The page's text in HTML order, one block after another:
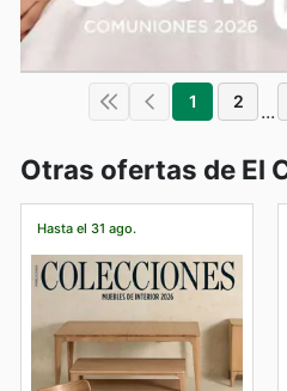
1 2 ...
Otras ofertas de El
Hasta el 31 ago.